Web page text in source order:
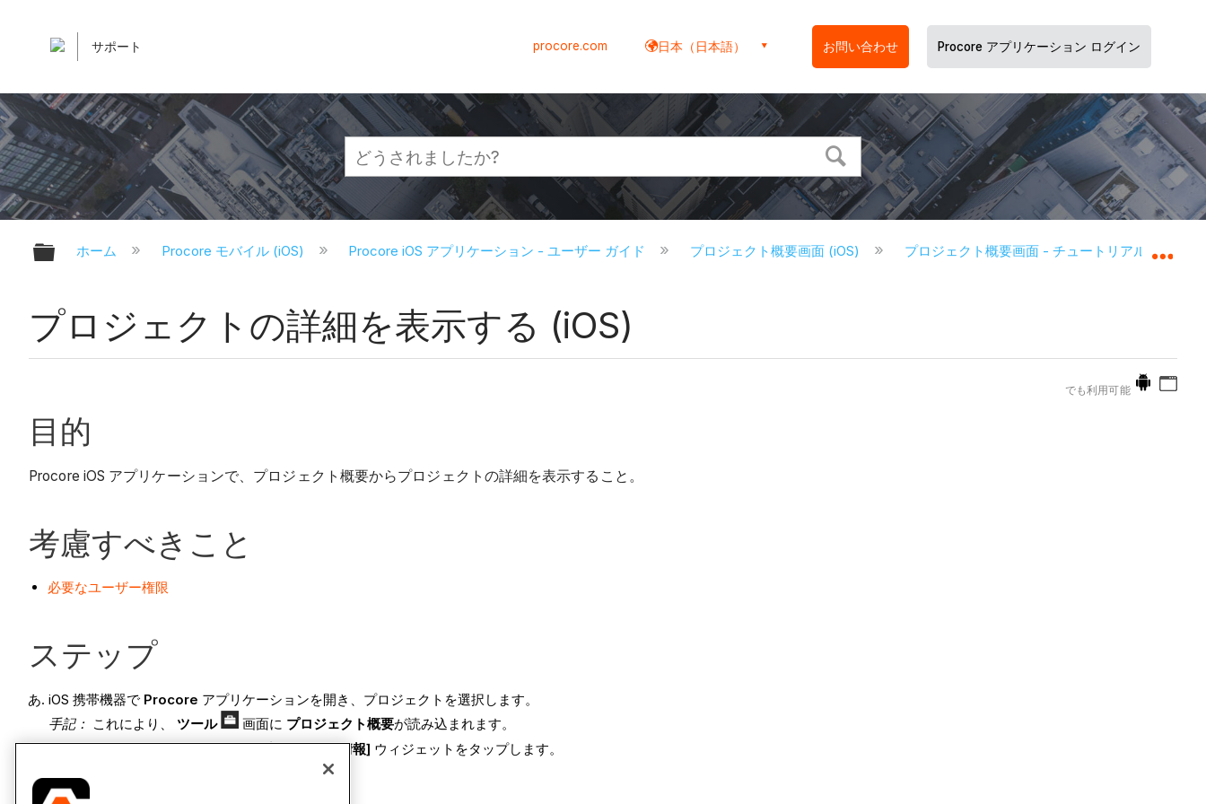
サポート procore.com 日本（日本語） お問い合わせ Procore アプリケーション ログイン
グローバル階層を展開/折りたたむ
ホーム Procore モバイル (iOS) Procore iOS アプリケーション - ユーザー ガイド プロジェクト概要画面 (iOS) プロジェクト概要画面 - チュートリアル (iOS)
プロジェクトの詳細を表示する (iOS)
でも利用可能
目的
Procore iOS アプリケーションで、プロジェクト概要からプロジェクトの詳細を表示すること。
考慮すべきこと
必要なユーザー権限
ステップ
iOS 携帯機器で Procore アプリケーションを開き、プロジェクトを選択します。
手記： これにより、 ツール 画面に プロジェクト概要が読み込まれます。
「プロジェクト概要」の下にある[プロジェクト情報] ウィジェットをタップします。